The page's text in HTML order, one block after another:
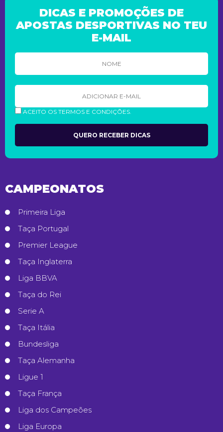
DICAS E PROMOÇÕES DE
APOSTAS DESPORTIVAS NO TEU
E-MAIL
ACEITO OS TERMOS E CONDIÇÕES.
CAMPEONATOS
Primeira Liga
Taça Portugal
Premier League
Taça Inglaterra
Liga BBVA
Taça do Rei
Serie A
Taça Itália
Bundesliga
Taça Alemanha
Ligue 1
Taça França
Liga dos Campeões
Liga Europa